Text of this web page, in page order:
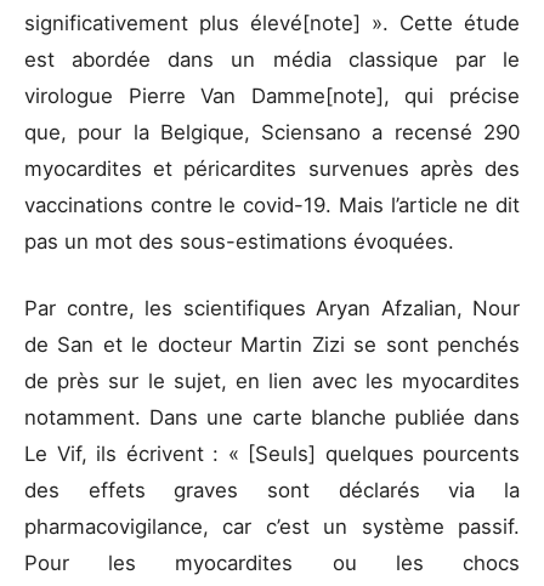
significativement plus élevé[note] ». Cette étude
est abordée dans un média classique par le
virologue Pierre Van Damme[note], qui précise
que, pour la Belgique, Sciensano a recensé 290
myocardites et péricardites survenues après des
vaccinations contre le covid-19. Mais l’article ne dit
pas un mot des sous-estimations évoquées.
Par contre, les scientifiques Aryan Afzalian, Nour
de San et le docteur Martin Zizi se sont penchés
de près sur le sujet, en lien avec les myocardites
notamment. Dans une carte blanche publiée dans
Le Vif, ils écrivent : « [Seuls] quelques pourcents
des effets graves sont déclarés via la
pharmacovigilance, car c’est un système passif.
Pour les myocardites ou les chocs